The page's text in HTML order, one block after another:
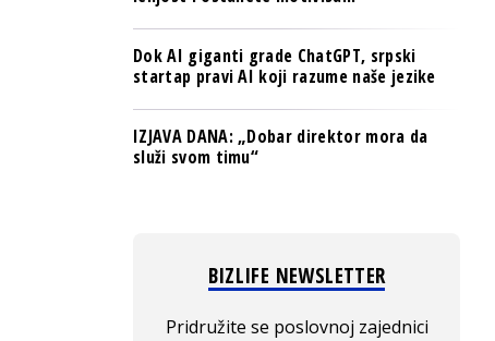
Dok AI giganti grade ChatGPT, srpski
startap pravi AI koji razume naše jezike
IZJAVA DANA: „Dobar direktor mora da
služi svom timu“
BIZLIFE NEWSLETTER
Pridružite se poslovnoj zajednici